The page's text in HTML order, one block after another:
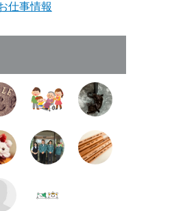
仕事情報